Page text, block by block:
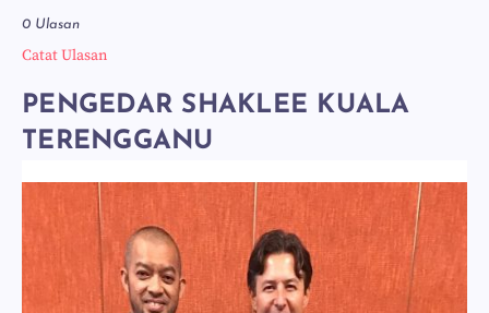
0 Ulasan
Catat Ulasan
PENGEDAR SHAKLEE KUALA
TERENGGANU